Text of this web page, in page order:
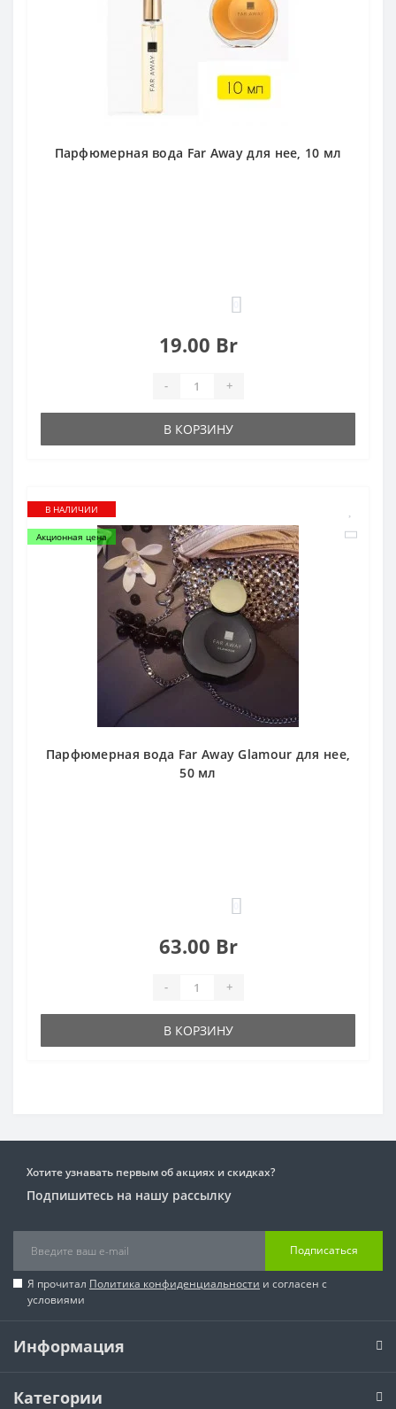
Парфюмерная вода Far Away для нее, 10 мл
19.00 Br
- +
В КОРЗИНУ
В НАЛИЧИИ
Акционная цена
Парфюмерная вода Far Away Glamour для нее,
50 мл
63.00 Br
- +
В КОРЗИНУ
Хотите узнавать первым об акциях и скидках?
Подпишитесь на нашу рассылку
Подписаться
Я прочитал Политика конфиденциальности и согласен с
условиями
Информация
Категории